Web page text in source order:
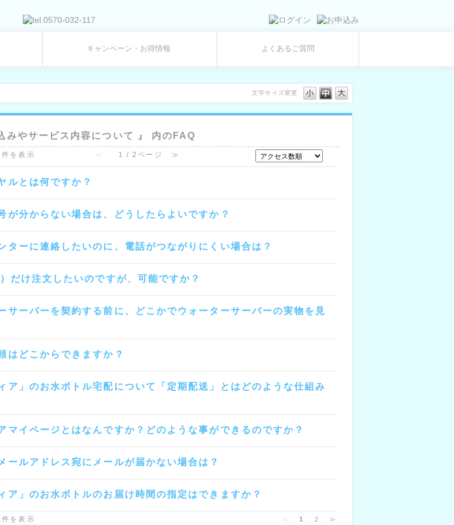
キャンペーン・お得情報 よくあるご質問
文字サイズ変更
みやサービス内容について 』 内のFAQ
を表示 ≪ 1 / 2ページ ≫
ルとは何ですか？
が分からない場合は、どうしたらよいですか？
ターに連絡したいのに、電話がつながりにくい場合は？
だけ注文したいのですが、可能ですか？
サーバーを契約する前に、どこかでウォーターサーバーの実物を見
はどこからできますか？
ア」のお水ボトル宅配について「定期配送」とはどのような仕組み
マイページとはなんですか？どのような事ができるのですか？
ールアドレス宛にメールが届かない場合は？
ア」のお水ボトルのお届け時間の指定はできますか？
を表示 1 2 ≫